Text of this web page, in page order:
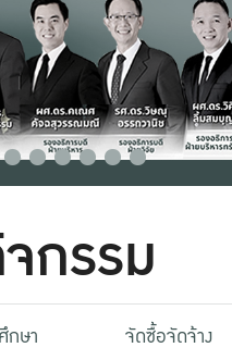
กรรม
กษา จัดซื้อจัดจ้าง